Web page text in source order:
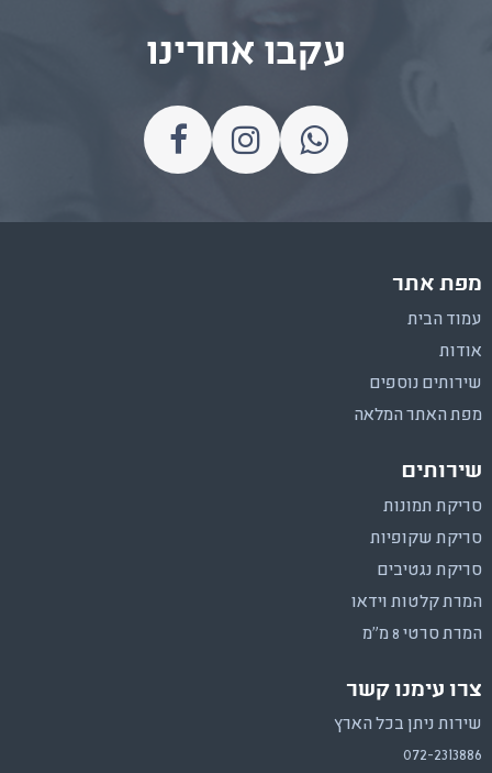
עקבו אחרינו
מפת אתר
עמוד הבית
אודות
שירותים נוספים
מפת האתר המלאה
שירותים
סריקת תמונות
סריקת שקופיות
סריקת נגטיבים
המרת קלטות וידאו
המרת סרטי 8 מ"מ
צרו עימנו קשר
שירות ניתן בכל הארץ
072-2313886